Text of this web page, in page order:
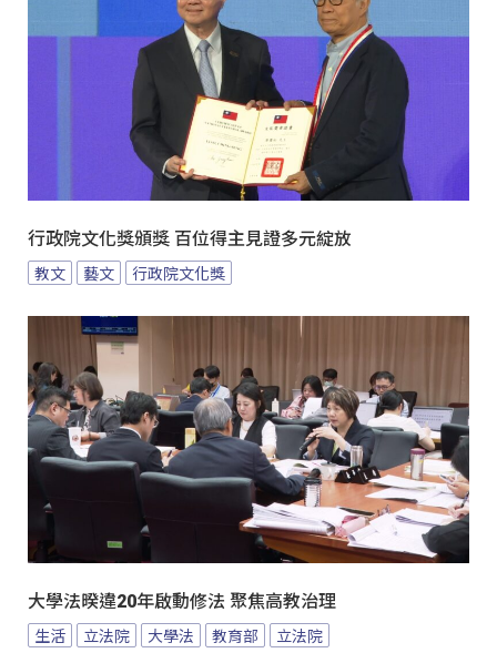
行政院文化獎頒獎 百位得主見證多元綻放
教文 藝文 行政院文化獎
大學法暌違20年啟動修法 聚焦高教治理
生活 立法院 大學法 教育部 立法院